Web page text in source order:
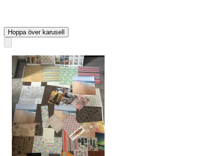
Hoppa över karusell